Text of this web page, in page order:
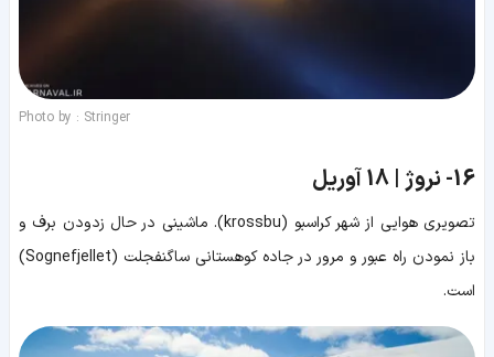
Photo by : Stringer
16- نروژ | 18 آوریل
تصویری هوایی از شهر کراسبو (krossbu). ماشینی در حال زدودن برف و
باز نمودن راه عبور و مرور در جاده کوهستانی ساگنفجلت (Sognefjellet)
است.